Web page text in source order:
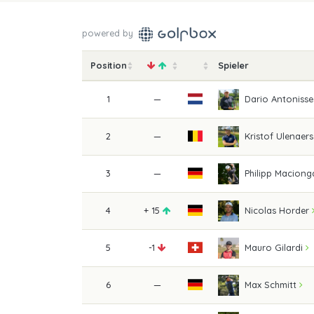
powered by
Position Spieler
1 — Dario Antonisse
2 — Kristof Ulenaers
3 — Philipp
4 + 15 Nicolas Horder
5 -1 Mauro Gilardi
6 — Max Schmitt